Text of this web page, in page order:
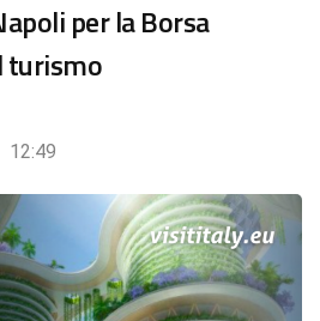
per la Borsa
turismo
12:49